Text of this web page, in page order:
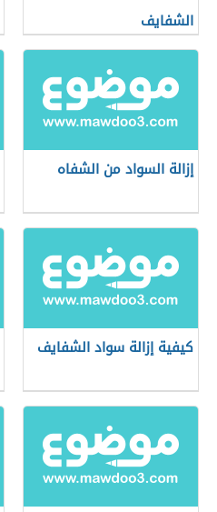
الشفايف
إزالة السواد من الشفاه
كيفية إزالة سواد الشفايف